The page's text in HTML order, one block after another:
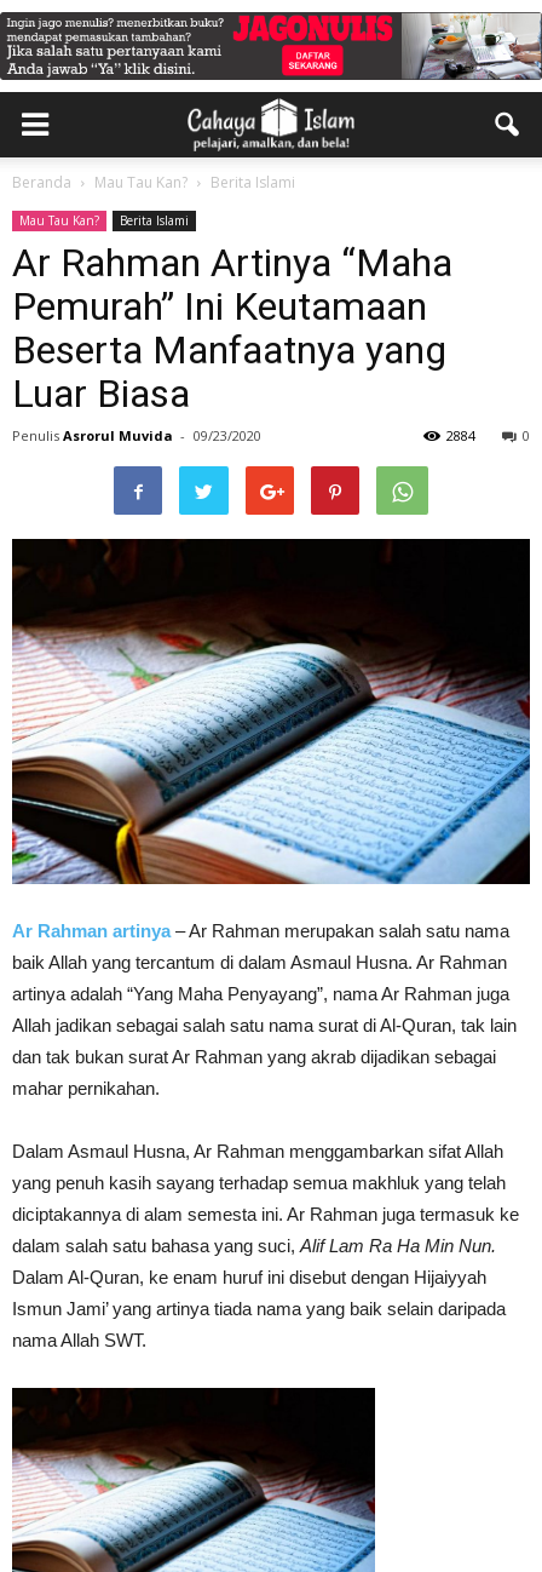
Beranda Mau Tau Kan? Berita Islami
Mau Tau Kan? Berita Islami
Ar Rahman Artinya “Maha
Pemurah” Ini Keutamaan
Beserta Manfaatnya yang
Luar Biasa
Penulis Asrorul Muvida - 09/23/2020 0
2884
Ar Rahman artinya– Ar Rahman merupakan salah satu nama
baik Allah yang tercantum di dalam Asmaul Husna. Ar Rahman
artinya adalah “Yang Maha Penyayang”, nama Ar Rahman juga
Allah jadikan sebagai salah satu nama surat di Al-Quran, tak lain
dan tak bukan surat Ar Rahman yang akrab dijadikan sebagai
mahar pernikahan.
Dalam Asmaul Husna, Ar Rahman menggambarkan sifat Allah
yang penuh kasih sayang terhadap semua makhluk yang telah
diciptakannya di alam semesta ini. Ar Rahman juga termasuk ke
dalam salah satu bahasa yang suci, Alif Lam Ra Ha Min Nun.
Dalam Al-Quran, ke enam huruf ini disebut dengan Hijaiyyah
Ismun Jami’ yang artinya tiada nama yang baik selain daripada
nama Allah SWT.